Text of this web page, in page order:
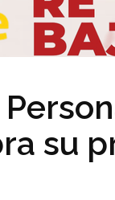
su